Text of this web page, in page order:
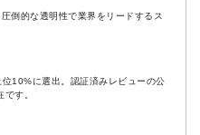
倒的な透明性で業界をリードするス
10%に選出。認証済みレビューの公
す。